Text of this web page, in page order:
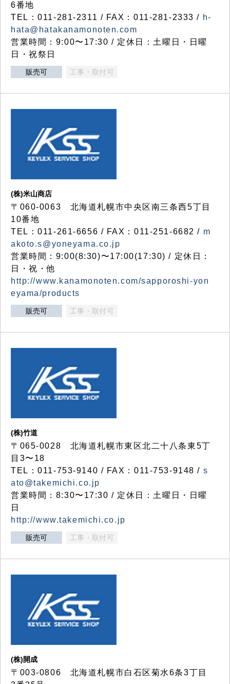
6番地
TEL：011-281-2311 / FAX：011-281-2333 / h-
hata@hatakanamonoten.com
営業時間：9:00〜17:30 / 定休日：土曜日・日曜
日・祝祭日
販売可 工事・取付可
(株)米山商店
〒060-0063 北海道札幌市中央区南三条西5丁目
10番地
TEL：011-261-6656 / FAX：011-251-6682 / m
akoto.s@yoneyama.co.jp
営業時間：9:00(8:30)〜17:00(17:30) / 定休日：
日・祝・他
http://www.kanamonoten.com/sapporoshi-yon
eyama/products
販売可 工事・取付可
(株)竹道
〒065-0028 北海道札幌市東区北二十八条東5丁
目3〜18
TEL：011-753-9140 / FAX：011-753-9148 / s
ato@takemichi.co.jp
営業時間：8:30〜17:30 / 定休日：土曜日・日曜
日
http://www.takemichi.co.jp
販売可 工事・取付可
(株)開成
〒003-0806 北海道札幌市白石区菊水6条3丁目